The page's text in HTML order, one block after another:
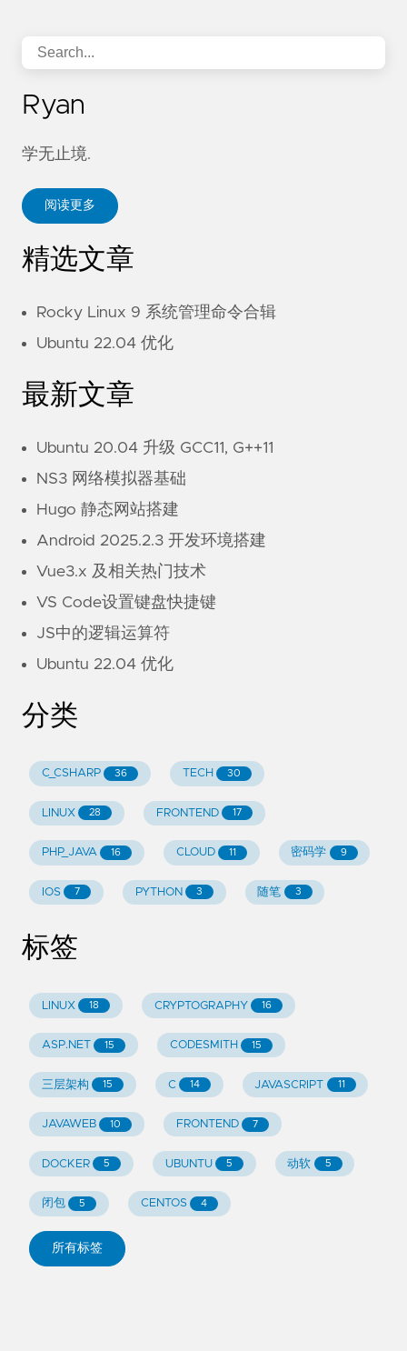
Ryan
学无止境.
阅读更多
精选文章
Rocky Linux 9 系统管理命令合辑
Ubuntu 22.04 优化
最新文章
Ubuntu 20.04 升级 GCC11, G++11
NS3 网络模拟器基础
Hugo 静态网站搭建
Android 2025.2.3 开发环境搭建
Vue3.x 及相关热门技术
VS Code设置键盘快捷键
JS中的逻辑运算符
Ubuntu 22.04 优化
分类
C_CSHARP 36 TECH 30
LINUX 28 FRONTEND 17
PHP_JAVA 16 CLOUD 11 密码学 9
IOS 7 PYTHON 3 随笔 3
标签
LINUX 18 CRYPTOGRAPHY 16
ASP.NET 15 CODESMITH 15
三层架构 15 C 14 JAVASCRIPT 11
JAVAWEB 10 FRONTEND 7
DOCKER 5 UBUNTU 5 动软 5
闭包 5 CENTOS 4
所有标签